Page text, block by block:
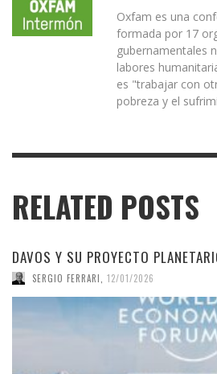
Oxfam es una
formada por 17
gubernamentales
labores
es "trabajar con
pobreza y el
RELATED POSTS
DAVOS Y SU PROYECTO
SERGIO FERRARI 12/01/2026